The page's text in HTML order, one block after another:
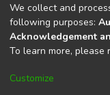
Full item page
DSpace software
Cookie
We collect and
following purposes:
Acknowledgement
To learn more, please
Customize